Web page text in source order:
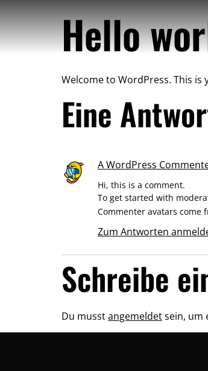
Hello
Welcome to WordPress. This
Eine
A WordPress
Hi, this is a comment.
To get started with
Commenter avatars come
Zum Antworten
Schreibe
Du musstangemeldetsein, um